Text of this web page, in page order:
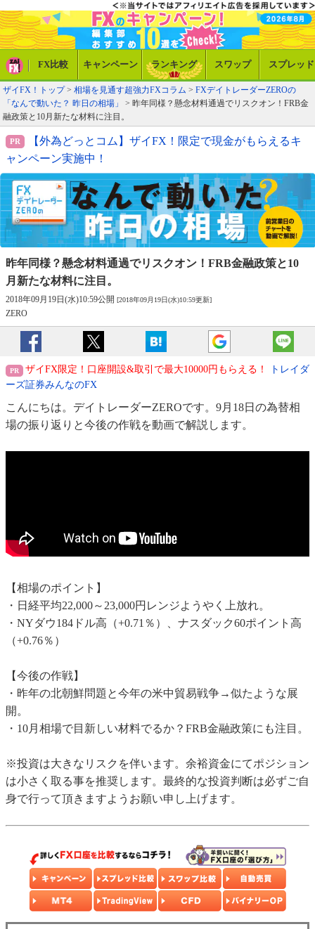
FX比較 キャンペーン ランキング スワップ スプレッド
ザイFX！トップ> 相場を見通す超強力FXコラム > FXデイトレーダーZEROの
「なんで動いた？ 昨日の相場」
> 昨年同様？懸念材料通過でリスクオン！FRB金
融政策と10月新たな材料に注目。
【外為どっとコム】ザイFX！限定で現金がもらえるキ
ャンペーン実施中！
昨年同様？懸念材料通過でリスクオン！ FRB金融政策と10
月新たな材料に注目。
2018年09月19日(水)10:59公開 [2018年09月19日(水)10:59更新]
ZERO
ザイFX限定！口座開設&取引で最大10000円もらえる！
トレイダ
ーズ証券みんなのFX
こんにちは。デイトレーダーZEROです。9月18日の為替相
場の振り返りと今後の作戦を動画で解説します。
【相場のポイント】
・日経平均22,000～23,000円レンジようやく上放れ。
・NYダウ184ドル高（+0.71％）、ナスダック60ポイント高
（+0.76％）
【今後の作戦】
・昨年の北朝鮮問題と今年の米中貿易戦争→似たような展
開。
・10月相場で目新しい材料でるか？FRB金融政策にも注目。
※投資は大きなリスクを伴います。余裕資金にてポジション
は小さく取る事を推奨します。最終的な投資判断は必ずご自
身で行って頂きますようお願い申し上げます。